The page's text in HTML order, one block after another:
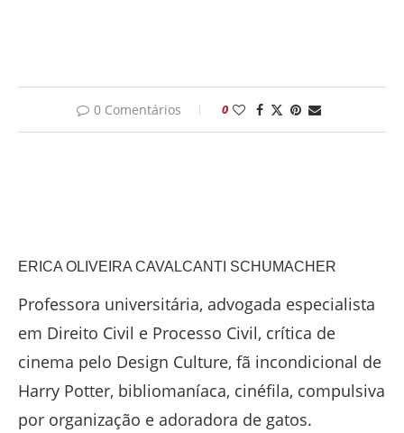
0 Comentários 0
ERICA OLIVEIRA CAVALCANTI SCHUMACHER
Professora universitária, advogada especialista
em Direito Civil e Processo Civil, crítica de
cinema pelo Design Culture, fã incondicional de
Harry Potter, bibliomaníaca, cinéfila, compulsiva
por organização e adoradora de gatos.